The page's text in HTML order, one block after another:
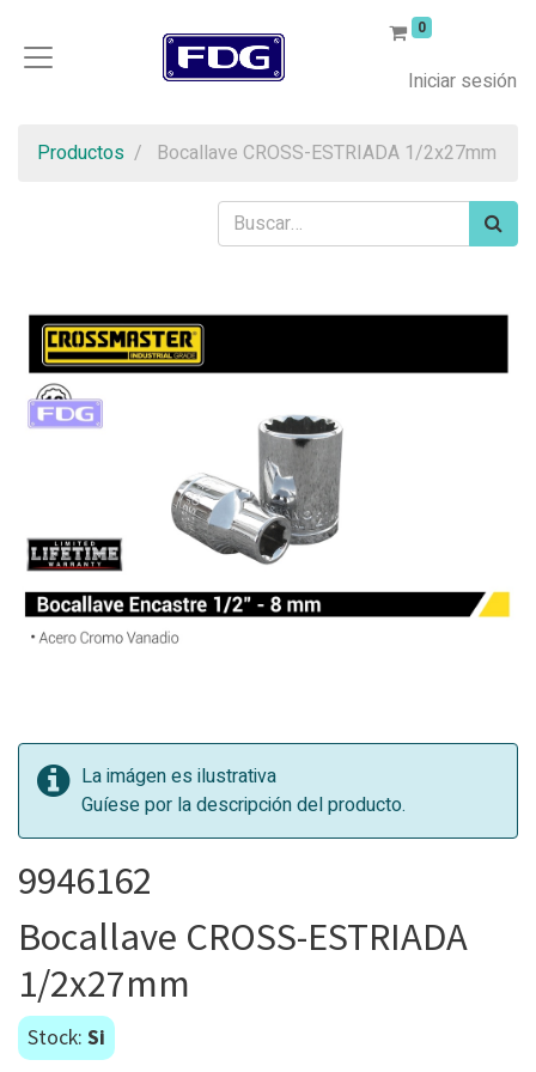
0
Iniciar sesión
Productos Bocallave CROSS-ESTRIADA 1/2x27mm
La imágen es ilustrativa
Guíese por la descripción del producto.
9946162
Bocallave CROSS-ESTRIADA
1/2x27mm
Stock: Si